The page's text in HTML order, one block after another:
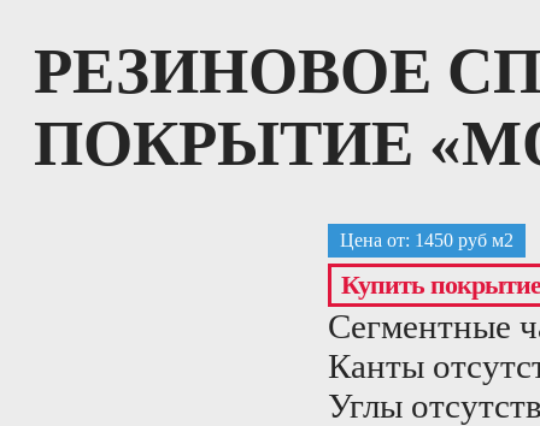
РЕЗИНОВОЕ
ПОКРЫТИЕ
Цена от: 1450 руб м2
Купить покрытие
Сегментные
Канты
Углы